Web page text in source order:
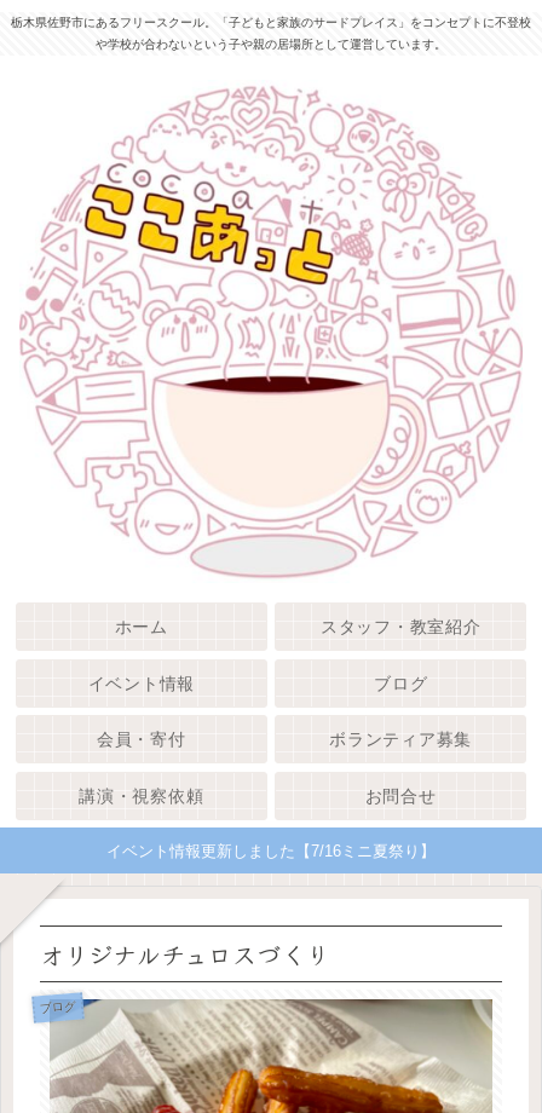
栃木県佐野市にあるフリースクール。「子どもと家族のサードプレイス」をコンセプトに不登校
や学校が合わないという子や親の居場所として運営しています。
ホーム スタッフ・教室紹介
イベント情報 ブログ
会員・寄付 ボランティア募集
講演・視察依頼 お問合せ
イベント情報更新しました【7/16ミニ夏祭り】
オリジナルチュロスづくり
ブログ